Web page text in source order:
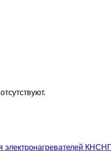
электронагревателей КНСНГ